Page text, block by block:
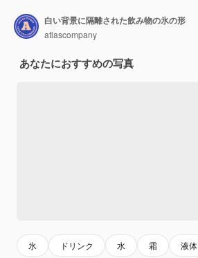
白い背景に隔離された飲み物の氷の形
atlascompany
あなたにおすすめの写真
氷 ドリンク 水 霜 液体